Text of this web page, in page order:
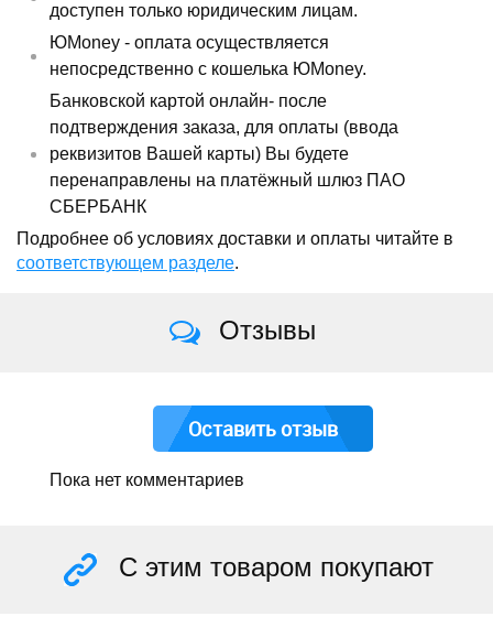
доступен только юридическим лицам.
ЮMoney - оплата осуществляется
непосредственно с кошелька ЮMoney.
Банковской картой онлайн- после
подтверждения заказа, для оплаты (ввода
реквизитов Вашей карты) Вы будете
перенаправлены на платёжный шлюз ПАО
СБЕРБАНК
Подробнее об условиях доставки и оплаты читайте в
соответствующем разделе.
Отзывы
Оставить отзыв
Пока нет комментариев
С этим товаром покупают